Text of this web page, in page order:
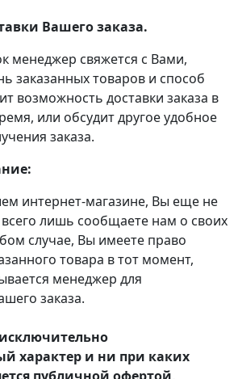
Вашего заказа.
менеджер свяжется с Вами,
заказанных товаров и способ
возможность доставки заказа в
или обсудит другое удобное
заказа.
интернет-магазине, Вы еще не
всего лишь сообщаете нам о своих
случае, Вы имеете право
товара в тот момент,
менеджер для
заказа.
характер и ни при каких